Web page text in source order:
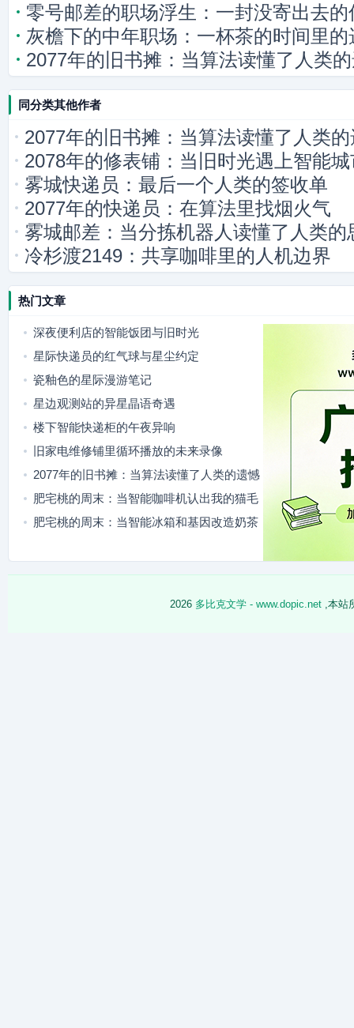
零号邮差的职场浮生：一封没寄出去的
灰檐下的中年职场：一杯茶的时间里的
2077年的旧书摊：当算法读懂了人类
同分类其他作者
2077年的旧书摊：当算法读懂了人类
2078年的修表铺：当旧时光遇上智能
雾城快递员：最后一个人类的签收单
2077年的快递员：在算法里找烟火气
雾城邮差：当分拣机器人读懂了人类的
冷杉渡2149：共享咖啡里的人机边界
热门文章
深夜便利店的智能饭团与旧时光
星际快递员的红气球与星尘约定
瓷釉色的星际漫游笔记
星边观测站的异星晶语奇遇
楼下智能快递柜的午夜异响
旧家电维修铺里循环播放的未来录像
2077年的旧书摊：当算法读懂了人类的遗憾
肥宅桃的周末：当智能咖啡机认出我的猫毛
肥宅桃的周末：当智能冰箱和基因改造奶茶
2026 多比克文学 - www.dopic.net ,本站